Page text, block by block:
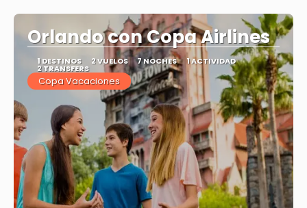
Orlando con Copa Airlines
1 DESTINOS 2 VUELOS 7 NOCHES 1 ACTIVIDAD
2 TRANSFERS
Copa Vacaciones